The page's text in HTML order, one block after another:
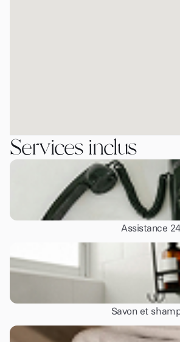
Services inclus
Assistance
Savon et